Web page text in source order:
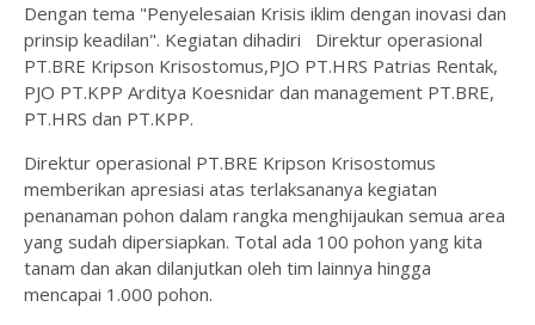
Dengan tema "Penyelesaian Krisis iklim dengan inovasi dan
prinsip keadilan". Kegiatan dihadiri Direktur operasional
PT.BRE Kripson Krisostomus,PJO PT.HRS Patrias Rentak,
PJO PT.KPP Arditya Koesnidar dan management PT.BRE,
PT.HRS dan PT.KPP.
Direktur operasional PT.BRE Kripson Krisostomus
memberikan apresiasi atas terlaksananya kegiatan
penanaman pohon dalam rangka menghijaukan semua area
yang sudah dipersiapkan. Total ada 100 pohon yang kita
tanam dan akan dilanjutkan oleh tim lainnya hingga
mencapai 1.000 pohon.